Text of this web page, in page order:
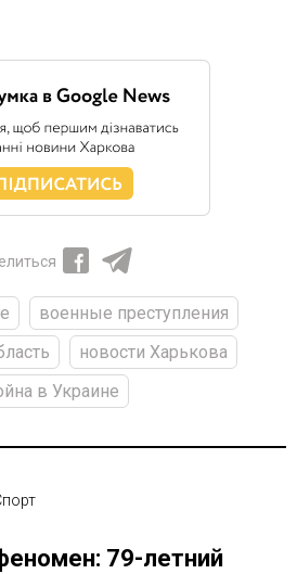
военные преступления
новости Харькова
в Украине
79-летний